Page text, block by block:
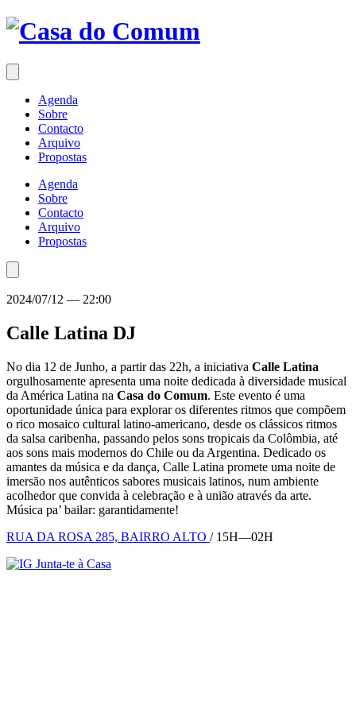
Saltar
para
conteúdo
Agenda
Sobre
Contacto
Arquivo
Propostas
Agenda
Sobre
Contacto
Arquivo
Propostas
2024/07/12 — 22:00
Calle Latina DJ
No dia 12 de Junho, a partir das 22h, a iniciativa Calle Latina
orgulhosamente apresenta uma noite dedicada à diversidade musical
da América Latina na Casa do Comum. Este evento é uma
oportunidade única para explorar os diferentes ritmos que compõem
o rico mosaico cultural latino-americano, desde os clássicos ritmos
da salsa caribenha, passando pelos sons tropicais da Colômbia, até
aos sons mais modernos do Chile ou da Argentina. Dedicado os
amantes da música e da dança, Calle Latina promete uma noite de
imersão nos autênticos sabores musicais latinos, num ambiente
acolhedor que convida à celebração e à união através da arte.​
Música pa’ bailar: garantidamente!
RUA DA ROSA 285, BAIRRO ALTO / 15H—02H
Junta-te à Casa